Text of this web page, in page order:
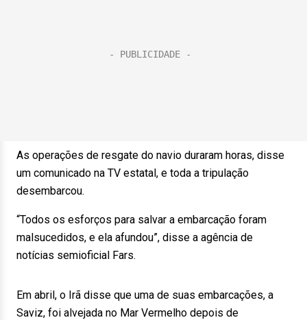
As operações de resgate do navio duraram horas, disse
um comunicado na TV estatal, e toda a tripulação
desembarcou.
“Todos os esforços para salvar a embarcação foram
malsucedidos, e ela afundou”, disse a agência de
notícias semioficial Fars.
Em abril, o Irã disse que uma de suas embarcações, a
Saviz, foi alvejada no Mar Vermelho depois de